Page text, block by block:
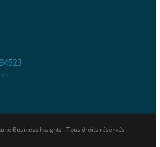
Business Insights . Tous droits réservés